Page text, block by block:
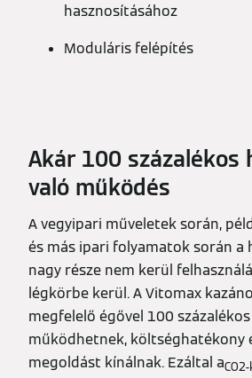
hasznosításához
Moduláris felépítés
Akár 100 százalékos
való működés
A vegyipari műveletek során,
és más ipari folyamatok során a
nagy része nem kerül
légkörbe kerül. A Vitomax
megfelelő égővel 100
működhetnek, költséghatékony
megoldást kínálnak. Ezáltal a